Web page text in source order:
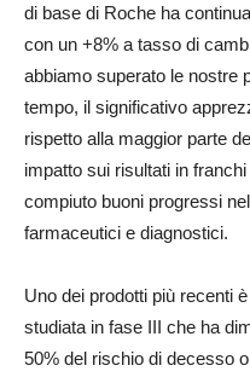
di base di Roche ha
con un +8% a tasso di
abbiamo superato le nostre
tempo, il significativo
rispetto alla maggior parte
impatto sui risultati in
compiuto buoni progressi
farmaceutici e diagnostici.
Uno dei prodotti più recenti
studiata in fase III che ha
50% del rischio di decesso